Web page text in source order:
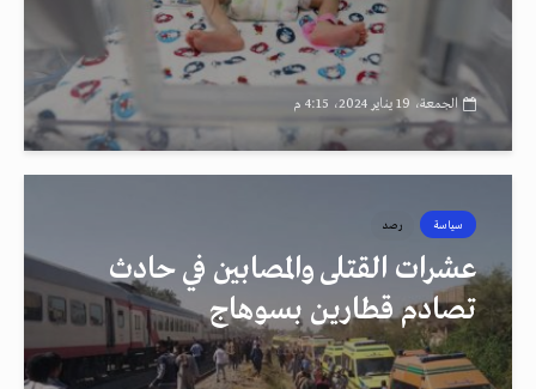
الجمعة، 19 يناير 2024، 4:15 م
سياسة رصد
عشرات القتلى والمصابين في حادث
تصادم قطارين بسوهاج